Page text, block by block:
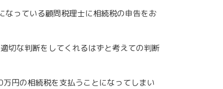
っている顧問税理士に相続税の申告をお
切な判断をしてくれるはずと考えての判断
円の相続税を支払うことになってしまい